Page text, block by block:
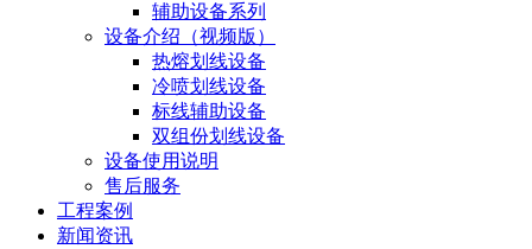
辅助设备系列
设备介绍（视频版）
热熔划线设备
冷喷划线设备
标线辅助设备
双组份划线设备
设备使用说明
售后服务
工程案例
新闻资讯